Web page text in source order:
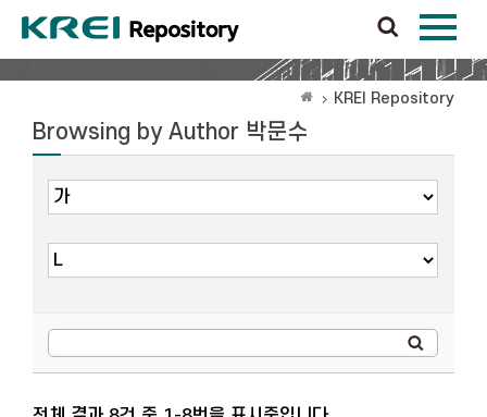
KREI Repository
Browsing by Author 박문수